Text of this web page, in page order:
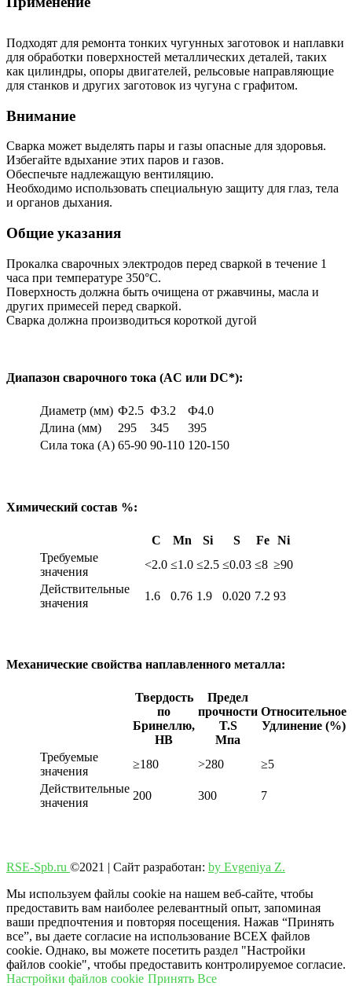
Подходят для ремонта тонких чугунных заготовок и наплавки
для обработки поверхностей металлических деталей, таких
как цилиндры, опоры двигателей, рельсовые направляющие
для станков и других заготовок из чугуна с графитом.
Внимание
Сварка может выделять пары и газы опасные для здоровья.
Избегайте вдыхание этих паров и газов.
Обеспечьте надлежащую вентиляцию.
Необходимо использовать специальную защиту для глаз, тела
и органов дыхания.
Общие указания
Прокалка сварочных электродов перед сваркой в течение 1
часа при температуре 350°С.
Поверхность должна быть очищена от ржавчины, масла и
других примесей перед сваркой.
Сварка должна производиться короткой дугой
Диапазон сварочного тока (AC или DC*):
Диаметр (мм) Ф2.5 Ф3.2
Ф4.0
Длина (мм)
295 345
395
Сила тока (А) 65-90 90-110 120-150
Химический состав %:
С Mn Si S Fe
Ni
Требуемые
значения
<2.0 ≤1.0 ≤2.5 ≤0.03 ≤8 ≥90
Действительные
значения
1.6 0.76 1.9 0.020 7.2 93
Механические свойства наплавленного металла:
Твердость
по
Бринеллю,
НВ
Предел
прочности
T.S
Мпа
Относительное
Удлинение (%)
Требуемые
значения
≥180 >280
≥5
Действительные
значения
200 300 7
RSE-Spb.ru ©2021 | Сайт разработан: by Evgeniya Z.
Мы используем файлы cookie на нашем веб-сайте, чтобы
предоставить вам наиболее релевантный опыт, запоминая
ваши предпочтения и повторяя посещения. Нажав “Принять
все”, вы даете согласие на использование ВСЕХ файлов
cookie. Однако, вы можете посетить раздел "Настройки
файлов cookie", чтобы предоставить контролируемое согласие.
Настройки файлов cookie Принять Все